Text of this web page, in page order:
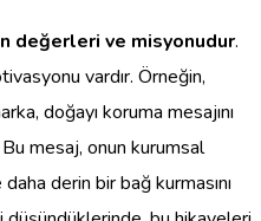
değerleri ve misyonudur.
vardır. Örneğin,
doğayı koruma mesajını
mesaj, onun kurumsal
derin bir bağ kurmasını